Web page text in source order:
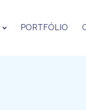
PORTFÓLIO